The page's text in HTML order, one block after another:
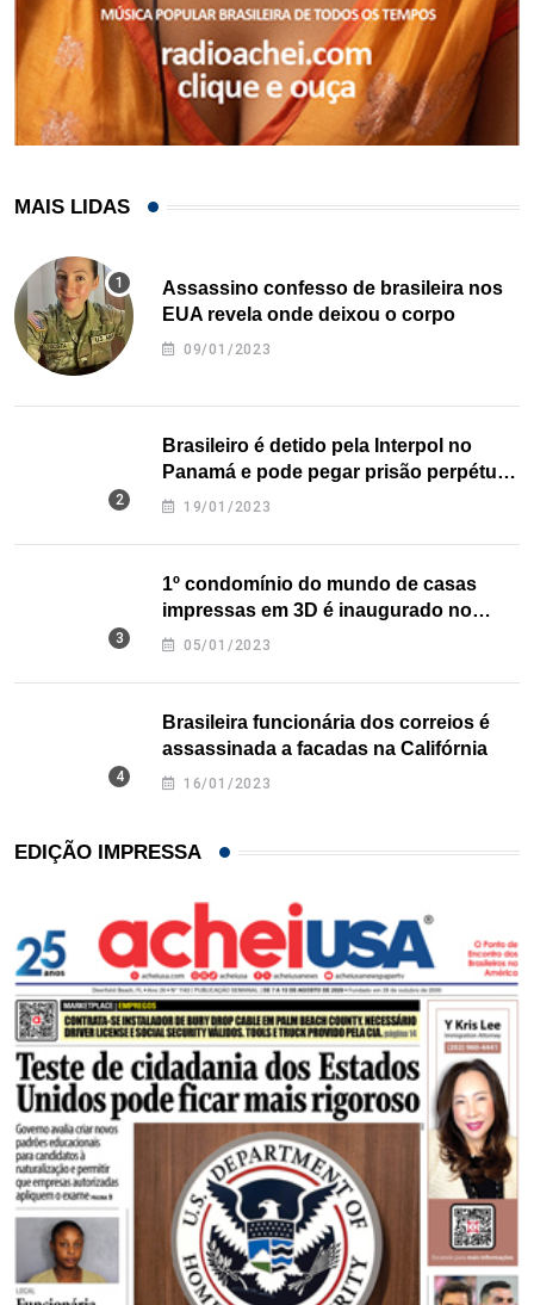
MAIS LIDAS
Assassino confesso de brasileira nos
EUA revela onde deixou o corpo
09/01/2023
Brasileiro é detido pela Interpol no
Panamá e pode pegar prisão perpétua
nos EUA
19/01/2023
1º condomínio do mundo de casas
impressas em 3D é inaugurado no
Texas
05/01/2023
Brasileira funcionária dos correios é
assassinada a facadas na Califórnia
16/01/2023
EDIÇÃO IMPRESSA